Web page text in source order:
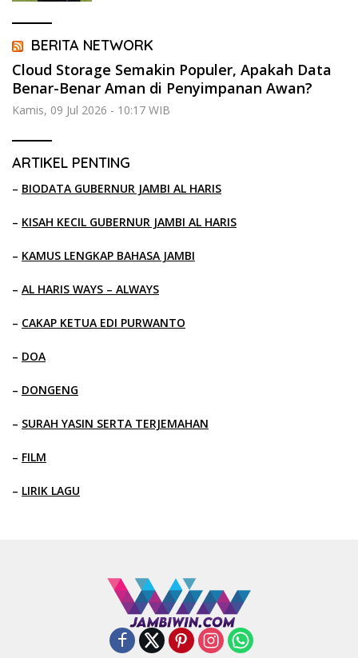
BERITA NETWORK
Cloud Storage Semakin Populer, Apakah Data
Benar-Benar Aman di Penyimpanan Awan?
Kamis, 09 Jul 2026 - 10:17 WIB
ARTIKEL PENTING
– BIODATA GUBERNUR JAMBI AL HARIS
– KISAH KECIL GUBERNUR JAMBI AL HARIS
– KAMUS LENGKAP BAHASA JAMBI
– AL HARIS WAYS – ALWAYS
– CAKAP KETUA EDI PURWANTO
– DOA
– DONGENG
– SURAH YASIN SERTA TERJEMAHAN
– FILM
– LIRIK LAGU